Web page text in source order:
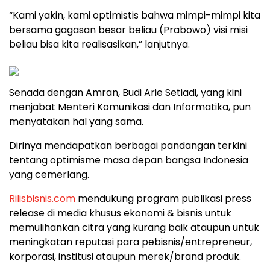
“Kami yakin, kami optimistis bahwa mimpi-mimpi kita
bersama gagasan besar beliau (Prabowo) visi misi
beliau bisa kita realisasikan,” lanjutnya.
Senada dengan Amran, Budi Arie Setiadi, yang kini
menjabat Menteri Komunikasi dan Informatika, pun
menyatakan hal yang sama.
Dirinya mendapatkan berbagai pandangan terkini
tentang optimisme masa depan bangsa Indonesia
yang cemerlang.
Rilisbisnis.com mendukung program publikasi press
release di media khusus ekonomi & bisnis untuk
memulihankan citra yang kurang baik ataupun untuk
meningkatan reputasi para pebisnis/entrepreneur,
korporasi, institusi ataupun merek/brand produk.